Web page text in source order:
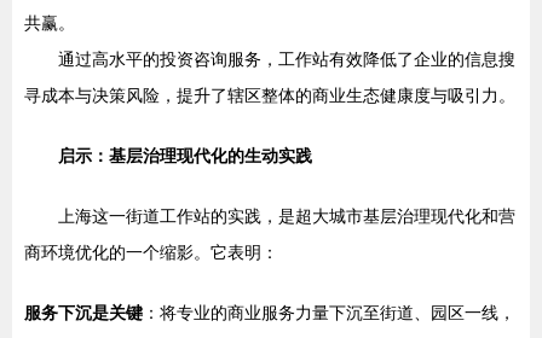
共赢。
通过高水平的投资咨询服务，工作站有效降低了企业的信息搜
寻成本与决策风险，提升了辖区整体的商业生态健康度与吸引力。
启示：基层治理现代化的生动实践
上海这一街道工作站的实践，是超大城市基层治理现代化和营
商环境优化的一个缩影。它表明：
服务下沉是关键 ：将专业的商业服务力量下沉至街道、园区一线，